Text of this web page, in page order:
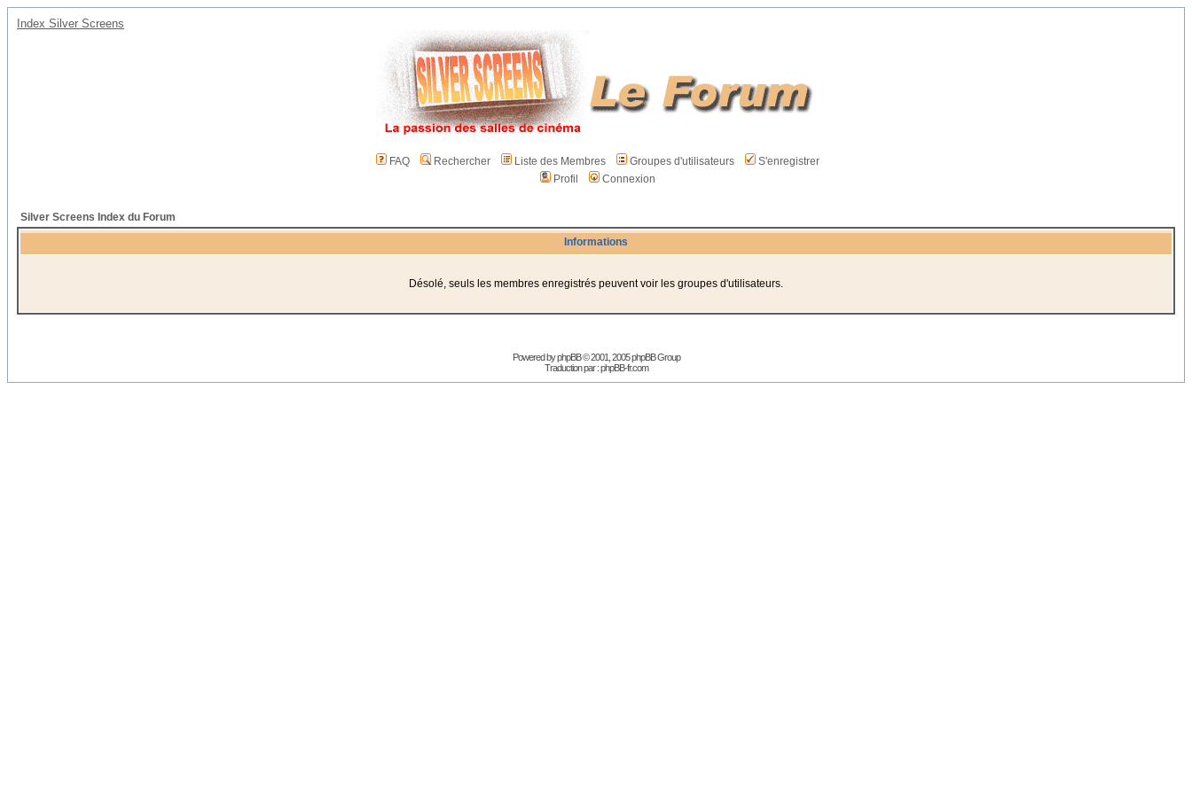
Index Silver Screens
FAQ Rechercher Liste des Membres Groupes d'utilisateurs
S'enregistrer
Profil
Connexion
Silver Screens Index du Forum
Informations
Désolé, seuls les membres enregistrés peuvent voir les groupes d'utilisateurs.
Powered byphpBB© 2001, 2005 phpBB Group
Traduction par :phpBB-fr.com